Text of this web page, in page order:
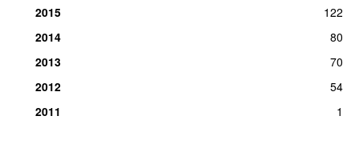
2015
122
2014
80
2013
70
2012
54
2011
1